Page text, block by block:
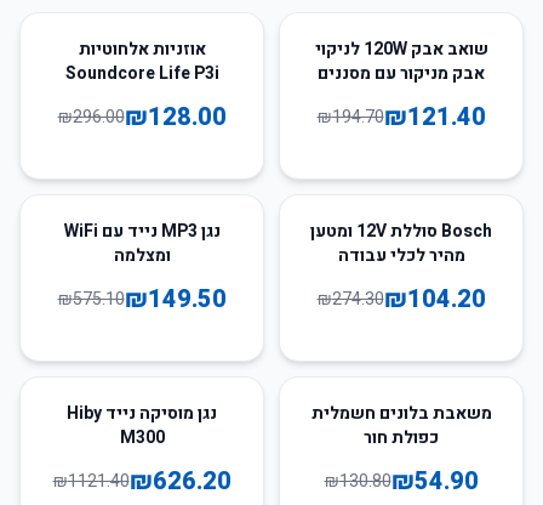
38
שואב אבק 120W לניקוי
אבק מניקור עם מסננים
₪121.40
₪194.70
אוזניות אלחוטיות
Soundcore Life P3i
₪128.00
₪296.00
62
Bosch סוללת 12V ומטען
מהיר לכלי עבודה
₪104.20
₪274.30
74
נגן MP3 נייד עם WiFi
ומצלמה
₪149.50
₪575.10
58
משאבת בלונים חשמלית
כפולת חור
₪54.90
₪130.80
נגן מוסיקה נייד Hiby
M300
₪626.20
₪1121.40